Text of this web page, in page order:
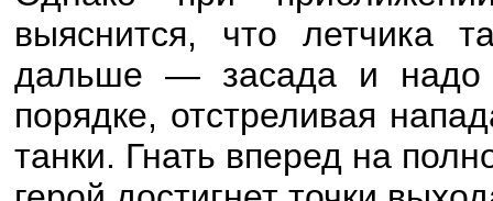
выяснится, что
дальше — засада и надо
порядке, отстреливая
танки. Гнать вперед на